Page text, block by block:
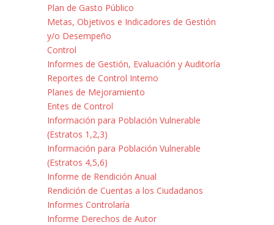
Plan de Gasto Público
Metas, Objetivos e Indicadores de Gestión
y/o Desempeño
Control
Informes de Gestión, Evaluación y Auditoría
Reportes de Control Interno
Planes de Mejoramiento
Entes de Control
Información para Población Vulnerable
(Estratos 1,2,3)
Información para Población Vulnerable
(Estratos 4,5,6)
Informe de Rendición Anual
Rendición de Cuentas a los Ciudadanos
Informes Controlaría
Informe Derechos de Autor